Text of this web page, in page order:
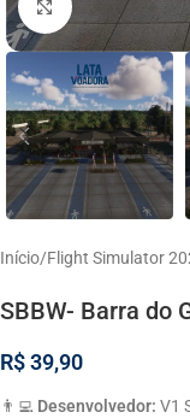
Click to enlarge
Início/Flight Simulator
SBBW- Barra do
R$39,90
👨‍💻 Desenvolvedor: V1